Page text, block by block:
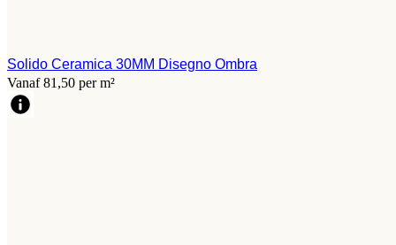
Solido Ceramica 30MM Disegno Ombra
Vanaf 81,50 per m²